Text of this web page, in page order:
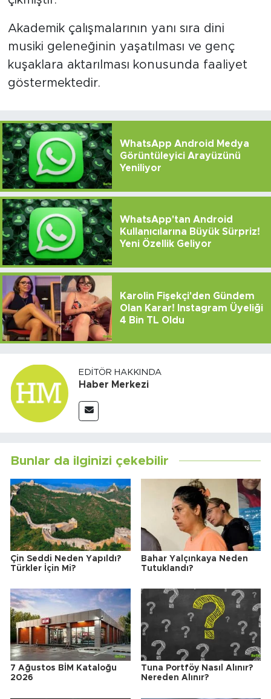
Akademik çalışmalarının yanı sıra dini
musiki geleneğinin yaşatılması ve genç
kuşaklara aktarılması konusunda faaliyet
göstermektedir.
WhatsApp Android Medya
Görüntüleyici Arayüzünü
Yeniliyor
WhatsApp'tan Android
Kullanıcılarına Büyük Sürpriz!
Yeni Özellik Geliyor
Karolin Fişekçi'den Gündem
Olan Karar! Instagram Üyeliği
4 Bin TL Oldu
EDITÖR HAKKINDA
Haber Merkezi
Bunlar da ilginizi çekebilir
Çin Seddi Neden Yapıldı?
Türkler İçin Mi?
Bahar Yalçınkaya Neden
Tutuklandı?
7 Ağustos BİM Kataloğu
2026
Tuna Portföy Nasıl Alınır?
Nereden Alınır?